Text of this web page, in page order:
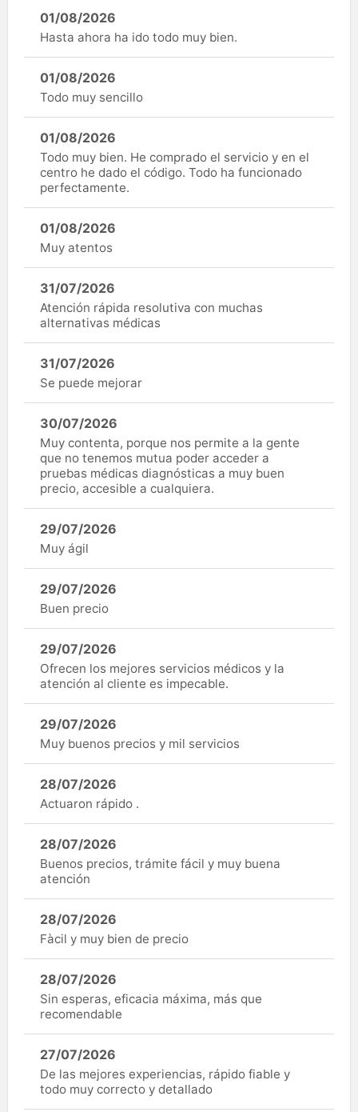
01/08/2026
Hasta ahora ha ido todo muy bien.
01/08/2026
Todo muy sencillo
01/08/2026
Todo muy bien. He comprado el servicio y en el
centro he dado el código. Todo ha funcionado
perfectamente.
01/08/2026
Muy atentos
31/07/2026
Atención rápida resolutiva con muchas
alternativas médicas
31/07/2026
Se puede mejorar
30/07/2026
Muy contenta, porque nos permite a la gente
que no tenemos mutua poder acceder a
pruebas médicas diagnósticas a muy buen
precio, accesible a cualquiera.
29/07/2026
Muy ágil
29/07/2026
Buen precio
29/07/2026
Ofrecen los mejores servicios médicos y la
atención al cliente es impecable.
29/07/2026
Muy buenos precios y mil servicios
28/07/2026
Actuaron rápido .
28/07/2026
Buenos precios, trámite fácil y muy buena
atención
28/07/2026
Fàcil y muy bien de precio
28/07/2026
Sin esperas, eficacia máxima, más que
recomendable
27/07/2026
De las mejores experiencias, rápido fiable y
todo muy correcto y detallado